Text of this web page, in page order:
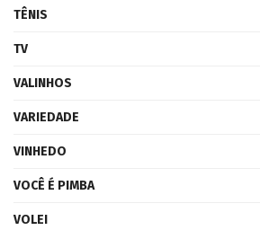
TÊNIS
TV
VALINHOS
VARIEDADE
VINHEDO
VOCÊ É PIMBA
VOLEI